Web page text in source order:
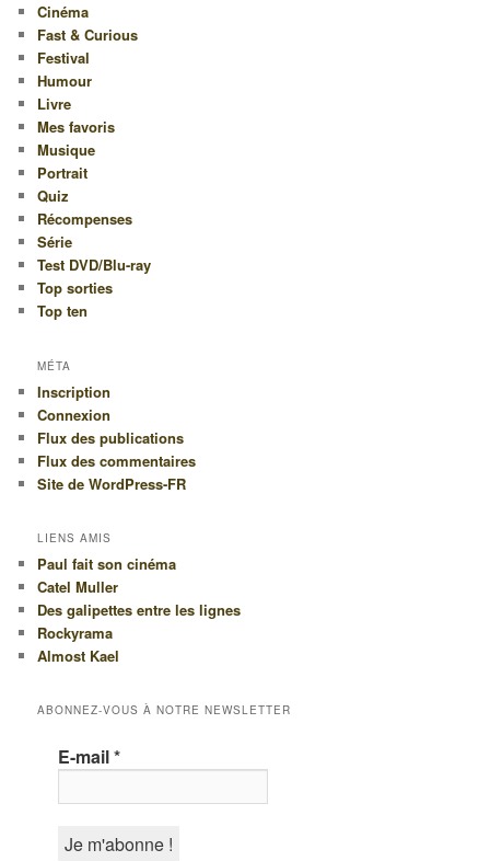
Cinéma
Fast & Curious
Festival
Humour
Livre
Mes favoris
Musique
Portrait
Quiz
Récompenses
Série
Test DVD/Blu-ray
Top sorties
Top ten
MÉTA
Inscription
Connexion
Flux des publications
Flux des commentaires
Site de WordPress-FR
LIENS AMIS
Paul fait son cinéma
Catel Muller
Des galipettes entre les lignes
Rockyrama
Almost Kael
ABONNEZ-VOUS À NOTRE NEWSLETTER
E-mail*